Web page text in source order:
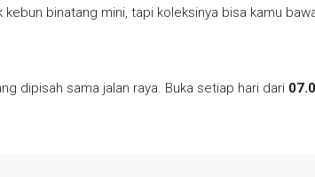
binatang mini, tapi koleksinya bisa kamu
dipisah sama jalan raya. Buka setiap hari dari